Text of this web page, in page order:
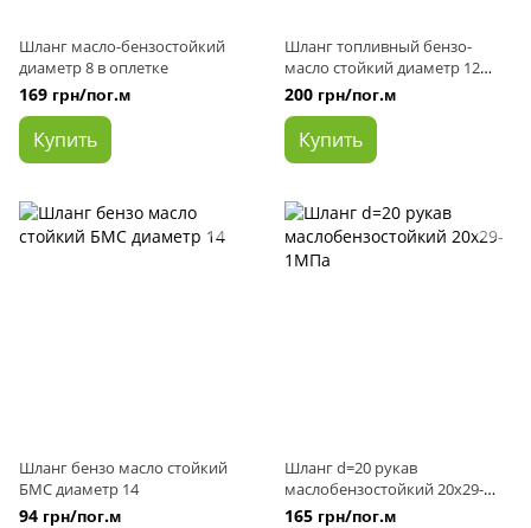
Шланг масло-бензостойкий
диаметр 8 в оплетке
169 грн/пог.м
Купить
Шланг топливный бензо-
масло стойкий диаметр 12
БМС
200 грн/пог.м
Купить
Шланг бензо масло стойкий
БМС диаметр 14
94 грн/пог.м
Шланг d=20 рукав
маслобензостойкий 20х29-
1МПа
165 грн/пог.м